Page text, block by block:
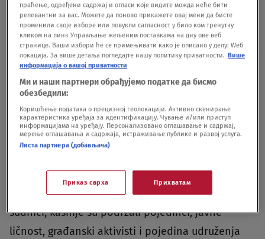
Foto: Nova.rs Foto: Nova.rs
Sudski proces je počeo 3. oktobra prošle godine,
kada su se radnici lučanske fabrike i čelnici
sindikata, navodno spontano, okupili ispred suda
u Ivanjici i podržali direktora Radoša
porodice Milivojević. Porodicu pogunulog radnika,
dolaskom ispred zgrade suda i prisutvom u
sudnici, kasnije su podržali pojedinci, javne
ličnost, građanski aktivisti i pojedina udruženja
праћење, одређени садржај и огласи које видите можда неће бити
релевантни за вас. Можете да поново прикажете овај мени да бисте
променили своје изборе или повукли сагласност у било ком тренутку
кликом на линк Управљање жељеним поставкама на дну ове веб
странице. Ваши избори ће се примењивати како је описано у делу: Wеб
локација. За више детаља погледајте нашу политику приватности. Више
информација о вашој приватности
Ми и наши партнери обрађујемо податке да бисмо
обезбедили:
Коришћење података о прецизној геолокацији. Активно скенирање
карактеристика уређаја за идентификацију. Чување и/или приступ
информацијама на уређају. Персонализовано оглашавање и садржај,
мерење оглашавања и садржаја, истраживање публике и развој услуга.
Листа партнера (добављача)
Приказ сврха Прихватам